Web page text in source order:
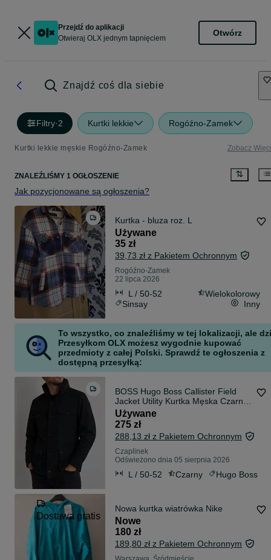
Przejdź do aplikacji
Otwieraj OLX jednym tapnięciem
Otwórz
Znajdź coś dla siebie
Filtry·2 Kurtki lekkie Rogóźno-Zamek
Kurtki lekkie męskie Rogóźno-Zamek Zobacz
ZNALEŹLIŚMY 1 OGŁOSZENIE
Jak pozycjonowane są ogłoszenia?
Kurtka - bluza roz. L
Używane
35 zł
39,73 zł z Pakietem Ochronnym
Rogóźno-Zamek
22 lipca 2026
L / 50-52
Wielokolorowy
Sinsay
Inny
To wszystko, co znaleźliśmy w tej lokalizacji, ale
Przesyłkom OLX możesz wygodnie kupować
przedmioty z całej Polski. Sprawdź te ogłoszenia z
dostępną przesyłką:
BOSS Hugo Boss Callister Field
Jacket Utility Kurtka Męska Czarna
Chowany Kaptur 52 L
Używane
275 zł
288,13 zł z Pakietem Ochronnym
Czaplinek
Odświeżono dnia 05 sierpnia 2026
L / 50-52 Czarny Hugo Boss
Dostawa gratis
Nowa kurtka wiatrówka Nike
Nowe
180 zł
189,80 zł z Pakietem Ochronnym